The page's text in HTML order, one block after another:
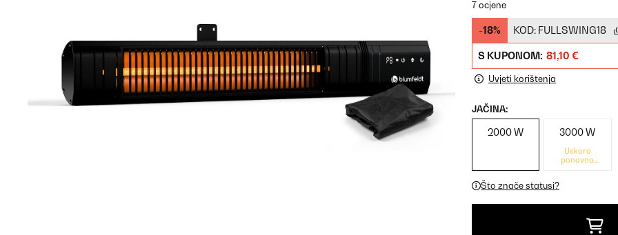
7 ocjene
-18% KOD: FULLSWING18
S KUPONOM: 81,10 €
Uvjeti korištenja
JAČINA:
2000 W 3000 W
Uskoro
ponovno
Što znače statusi?